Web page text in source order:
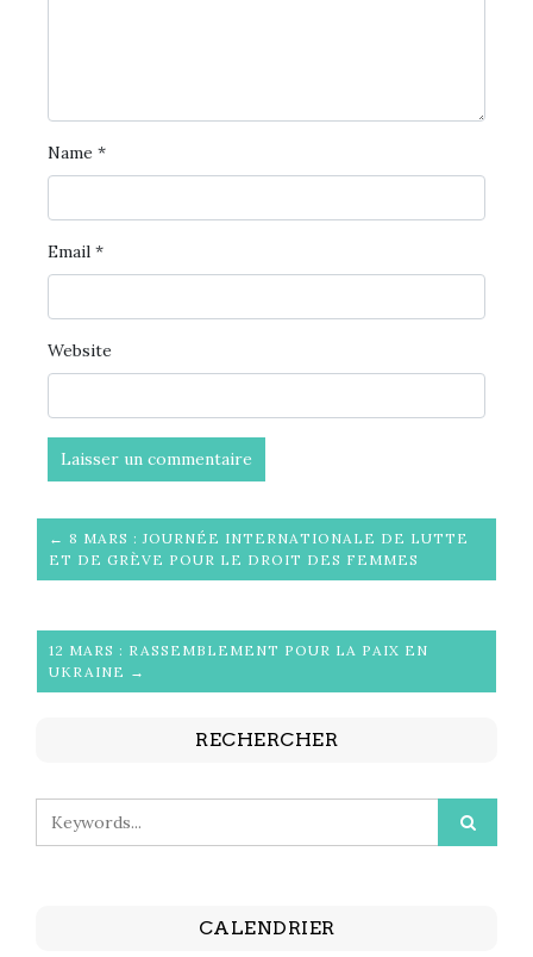
Name *
Email *
Website
← 8 MARS : JOURNÉE INTERNATIONALE DE LUTTE
ET DE GRÈVE POUR LE DROIT DES FEMMES
12 MARS : RASSEMBLEMENT POUR LA PAIX EN
UKRAINE →
RECHERCHER
CALENDRIER